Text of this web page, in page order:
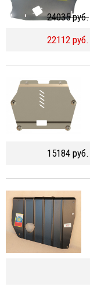
24035 руб.
22112 руб.
15184 руб.